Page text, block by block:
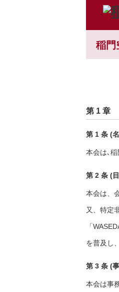
稲門
第 1
第 1 条 (
本会は､
第 2 条 (
本会は、
又、特定
「
を普及し
第 3 条 (
本会は事